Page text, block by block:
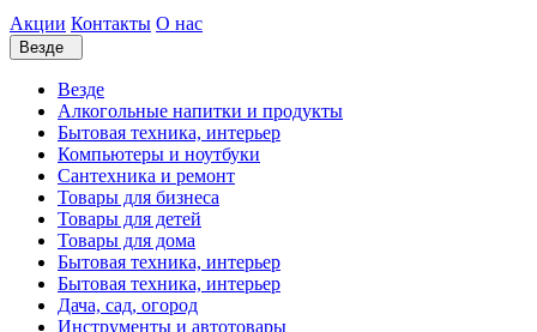
Акции Контакты О нас
Везде
Везде
Алкогольные напитки и продукты
Бытовая техника, интерьер
Компьютеры и ноутбуки
Сантехника и ремонт
Товары для бизнеса
Товары для детей
Товары для дома
Бытовая техника, интерьер
Бытовая техника, интерьер
Дача, сад, огород
Инструменты и автотовары